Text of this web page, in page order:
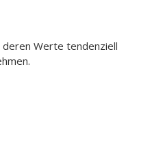
deren Werte tendenziell